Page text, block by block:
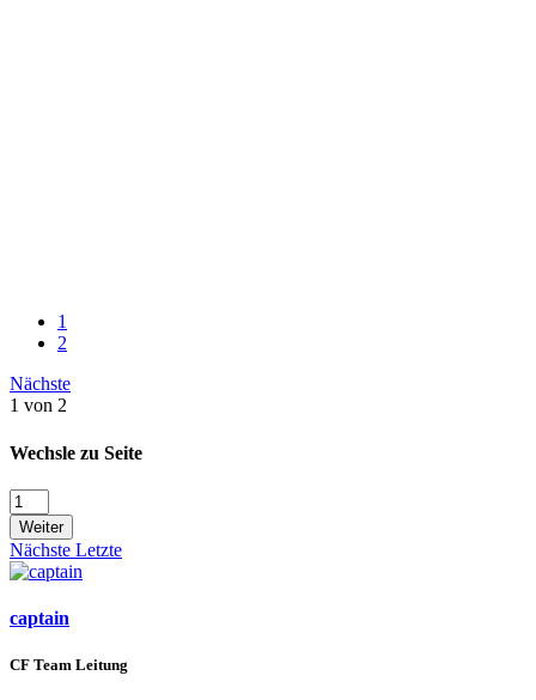
1
2
Nächste
1 von 2
Wechsle zu Seite
Weiter
Nächste Letzte
captain
CF Team Leitung